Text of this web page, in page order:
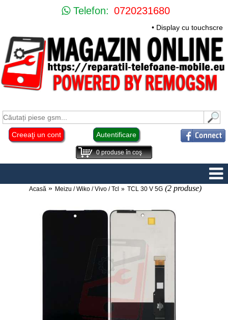
Telefon: 0720231680
• Display cu
Creeaţi un cont Autentificare
0produse în coş
Acasă Meizu / Wiko / Vivo / Tcl TCL 30 V 5G (2 produse)